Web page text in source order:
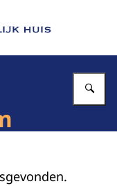
Koninklijk Huis